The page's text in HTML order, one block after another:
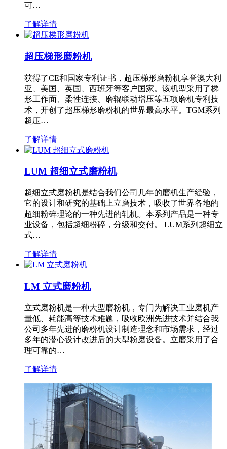
可…
了解详情
超压梯形磨粉机
获得了CE和国家专利证书，超压梯形磨粉机享誉澳大利
亚、美国、英国、西班牙等客户国家。该机型采用了梯
形工作面、柔性连接、磨辊联动增压等五项磨机专利技
术，开创了超压梯形磨粉机的世界最高水平。TGM系列
超压…
了解详情
LUM 超细立式磨粉机
超细立式磨粉机是结合我们公司几年的磨机生产经验，
它的设计和研究的基础上立磨技术，吸收了世界各地的
超细粉碎理论的一种先进的轧机。本系列产品是一种专
业设备，包括超细粉碎，分级和交付。 LUM系列超细立
式…
了解详情
LM 立式磨粉机
立式磨粉机是一种大型磨粉机，专门为解决工业磨机产
量低、耗能高等技术难题，吸收欧洲先进技术并结合我
公司多年先进的磨粉机设计制造理念和市场需求，经过
多年的潜心设计改进后的大型粉磨设备。立磨采用了合
理可靠的…
了解详情